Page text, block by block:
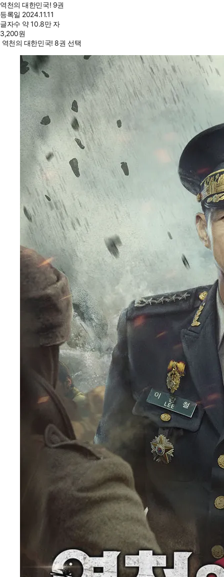
역천의 대한민국! 9권
등록일 2024.11.11
글자수 약 10.8만 자
3,200원
역천의 대한민국! 8권 선택